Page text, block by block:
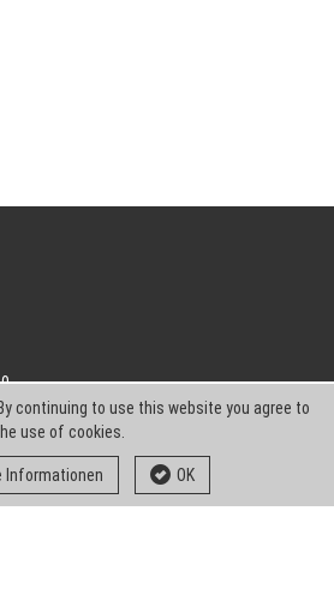
continuing to use this website you agree to
use of cookies.
Informationen OK